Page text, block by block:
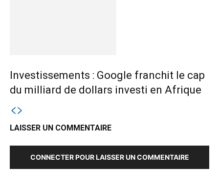
Investissements : Google franchit le cap
du milliard de dollars investi en Afrique
LAISSER UN COMMENTAIRE
CONNECTER POUR LAISSER UN COMMENTAIRE